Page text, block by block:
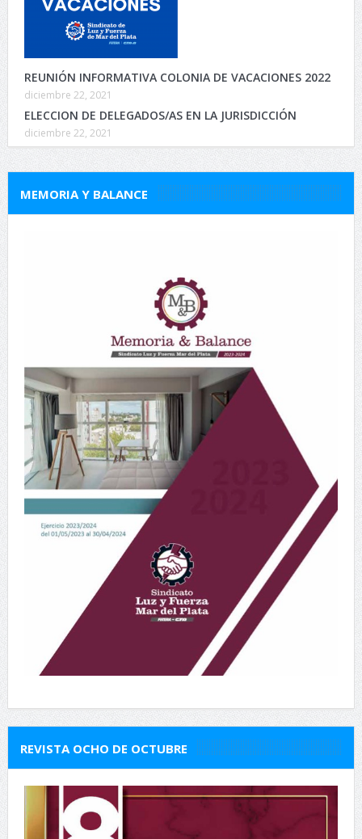
REUNIÓN INFORMATIVA COLONIA DE VACACIONES 2022
diciembre 22, 2021
ELECCION DE DELEGADOS/AS EN LA JURISDICCIÓN
diciembre 22, 2021
MEMORIA Y BALANCE
REVISTA OCHO DE OCTUBRE